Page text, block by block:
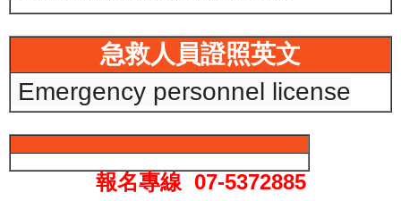
急救人員證照英文
Emergency personnel license
報名專線 07-5372885